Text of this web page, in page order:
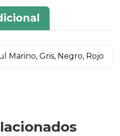
Marino, Gris, Negro, Rojo